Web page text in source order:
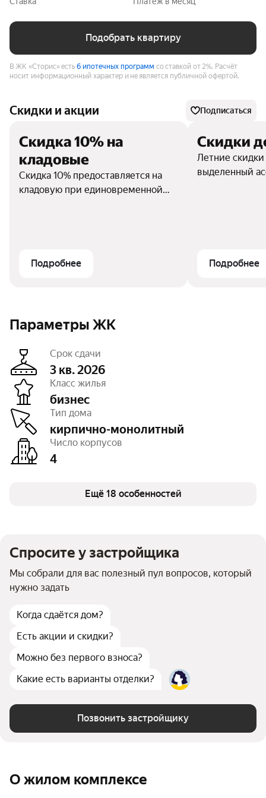
Подобрать квартиру
В ЖК «Сторис» есть6 ипотечных программ со ставкой от 2%. Расчёт
носит информационный характер и не является публичной офертой.
Скидки и акции Подписаться
Скидка 10% на
кладовые
Скидка 10% предоставляется на
кладовую при единовременной
Подробнее
Скидки
Летние
выделенный
Подробнее
Параметры ЖК
Срок сдачи
3 кв. 2026
Класс жилья
бизнес
Тип дома
кирпично-монолитный
Число корпусов
4
Этажность
Отделка
отделки
Высота потолков
2,9 — 4,9 м
Паркинг, машиноместа
624
Детская площадка
есть
Спортивная площадка
есть
Панорамные окна
есть
Террасы
Видеонаблюдение
WI-Fi
Ещё 18 особенностей
Спросите у застройщика
Мы собрали для вас полезный пул вопросов, который
нужно задать
Когда сдаётся дом?
Есть акции и скидки?
Можно без первого взноса?
Какие есть варианты отделки?
Позвонить застройщику
О жилом комплексе